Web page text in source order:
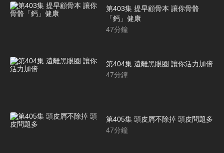
第403集 提早顧骨本 讓你骨骼
「鈣」健康
47分鐘
第404集 遠離黑眼圈 讓你活力加倍
47分鐘
第405集 頭皮屑不除掉 頭皮問題多
47分鐘